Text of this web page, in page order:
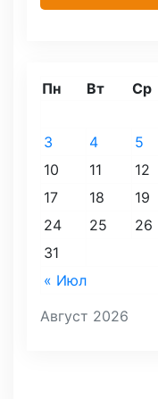
Август 2026
Пн Вт Ср
« Июл
3
4 5
10
11 12
17
18 19
24
25 26
31